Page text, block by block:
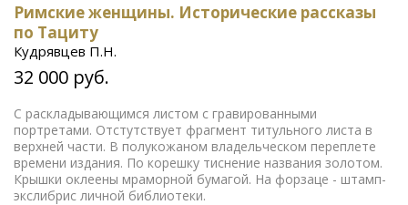
Римские женщины. Исторические рассказы
по Тациту
Кудрявцев П.Н.
32 000 руб.
С раскладывающимся листом с гравированными
портретами. Отстутствует фрагмент титульного листа в
верхней части. В полукожаном владельческом переплете
времени издания. По корешку тиснение названия золотом.
Крышки оклеены мраморной бумагой. На форзаце - штамп-
экслибрис личной библиотеки.